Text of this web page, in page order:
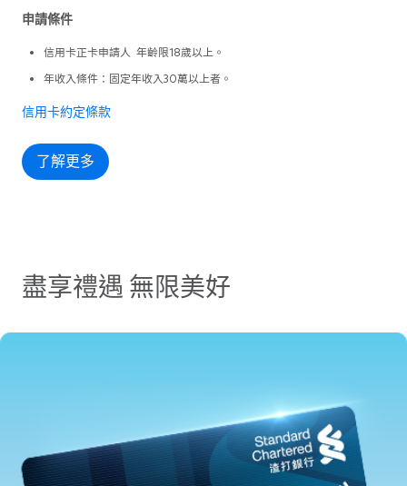
申請條件
信用卡正卡申請人 年齡限18歲以上。
年收入條件：固定年收入30萬以上者。
信用卡約定條款
了解更多
盡享禮遇 無限美好